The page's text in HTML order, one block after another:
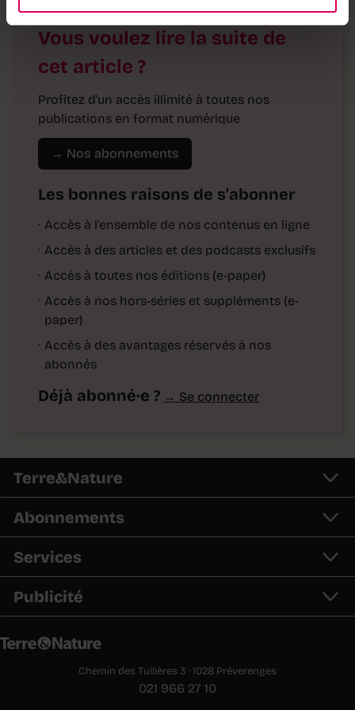
Vous voulez lire la suite de
cet article ?
Profitez d'un accès illimité à toutes nos
publications en format numérique
→ Nos abonnements
Les bonnes raisons de s'abonner
· Accès à l'ensemble de nos contenus en ligne
· Accès à des articles et des podcasts exclusifs
· Accès à toutes nos éditions (e-paper)
· Accès à nos hors-séries et suppléments (e-
paper)
· Accès à des avantages réservés à nos
abonnés
Déjà abonné·e ? → Se connecter
Terre&Nature
Abonnements
Services
Publicité
Chemin des Tuilières 3 · 1028 Préverenges
021 966 27 10